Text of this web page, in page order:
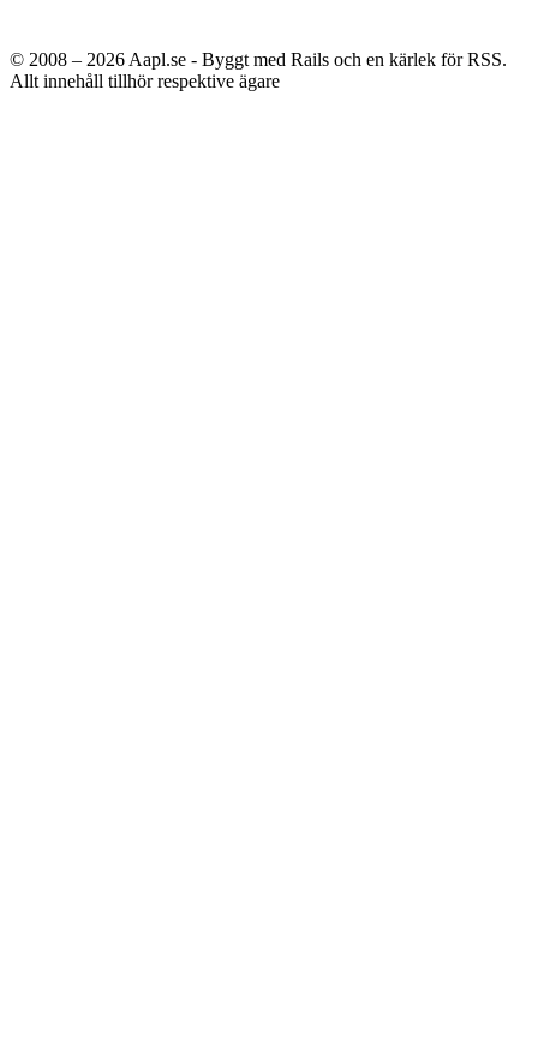
© 2008 – 2026 Aapl.se - Byggt med Rails och en kärlek för RSS.
Allt innehåll tillhör respektive ägare